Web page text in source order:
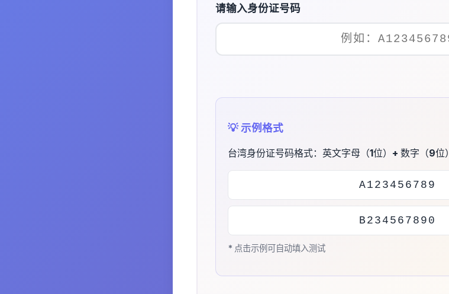
请输入身份证号码
💡 示例格式
台湾身份证号码格式：英文字母（1位）+ 数字（9位）
A123456789
B234567890
* 点击示例可自动填入测试